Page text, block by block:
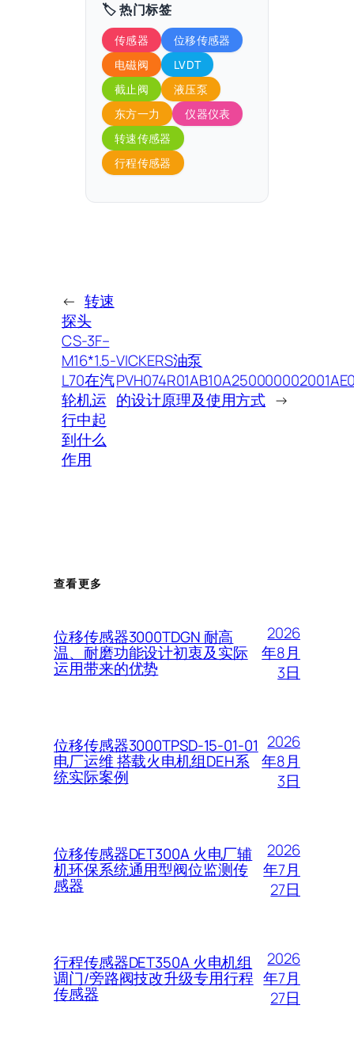
🏷️ 热门标签
传感器
位移传感器
电磁阀
LVDT
截止阀
液压泵
东方一力
仪器仪表
转速传感器
行程传感器
← 转速
探头
CS-3F–
M16*1.5-
L70在汽
轮机运
行中起
到什么
作用
VICKERS油泵
的设计原理及使用方式 →
查看更多
位移传感器3000TDGN 耐高
温、耐磨功能设计初衷及实际
运用带来的优势
2026
年8月
3日
位移传感器3000TPSD-15-01-01
电厂运维 搭载火电机组DEH系
统实际案例
2026
年8月
3日
位移传感器DET300A 火电厂辅
机环保系统通用型阀位监测传
感器
2026
年7月
27日
行程传感器DET350A 火电机组
调门/旁路阀技改升级专用行程
传感器
2026
年7月
27日